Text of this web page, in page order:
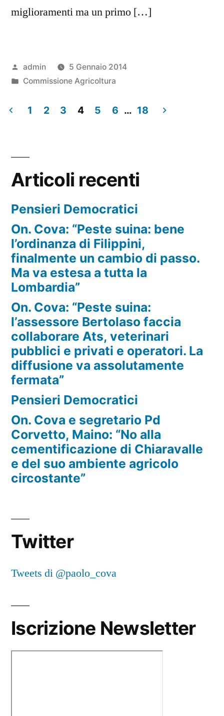
miglioramenti ma un primo […]
Pubblicato
da
admin
5 Gennaio 2014
Pubblicato
Commissione Agricoltura
articoli
1 2 3 4 5 6 … 18
Articoli recenti
Pensieri Democratici
On. Cova: “Peste suina: bene
l’ordinanza di Filippini,
finalmente un cambio di passo.
Ma va estesa a tutta la
Lombardia”
On. Cova: “Peste suina:
l’assessore Bertolaso faccia
collaborare Ats, veterinari
pubblici e privati e operatori. La
diffusione va assolutamente
fermata”
Pensieri Democratici
On. Cova e segretario Pd
Corvetto, Maino: “No alla
cementificazione di Chiaravalle
e del suo ambiente agricolo
circostante”
Twitter
Tweets di @paolo_cova
Iscrizione Newsletter